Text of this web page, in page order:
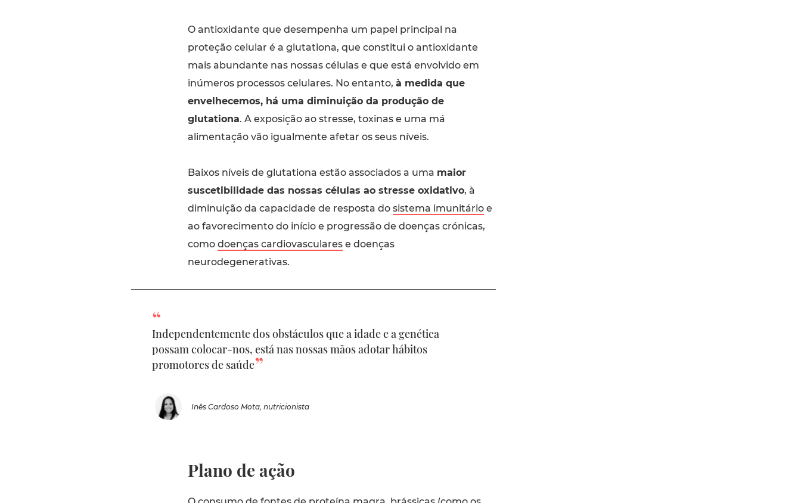
O antioxidante que desempenha um papel principal na
proteção celular é a glutationa, que constitui o antioxidante
mais abundante nas nossas células e que está envolvido em
inúmeros processos celulares. No entanto, à medida que
envelhecemos, há uma diminuição da produção de
glutationa. A exposição ao stresse, toxinas e uma má
alimentação vão igualmente afetar os seus níveis.
Baixos níveis de glutationa estão associados a uma maior
suscetibilidade das nossas células ao stresse oxidativo, à
diminuição da capacidade de resposta do sistema imunitárioe
ao favorecimento do início e progressão de doenças crónicas,
como doenças cardiovascularese doenças
neurodegenerativas.
Independentemente dos obstáculos que a idade e a genética
possam colocar-nos, está nas nossas mãos adotar hábitos
promotores de saúde
Inês Cardoso Mota, nutricionista
Plano de ação